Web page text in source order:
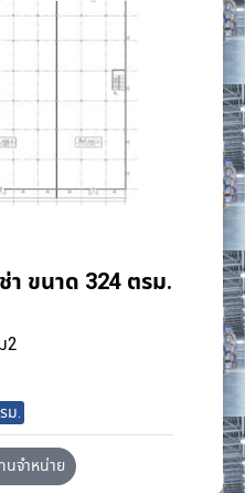
ช่า ขนาด 324 ตรม.
2
ม.
จำหน่าย